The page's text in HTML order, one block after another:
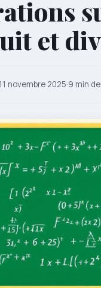
et
11 novembre 2025·9 min